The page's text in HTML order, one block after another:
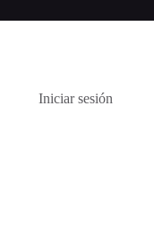
Iniciar sesión